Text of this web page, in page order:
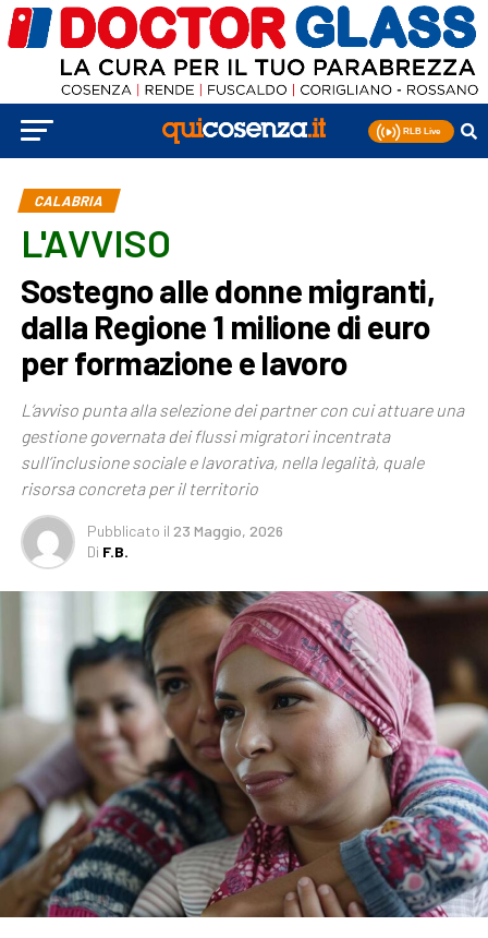
CALABRIA
L'AVVISO
Sostegno alle donne migranti,
dalla Regione 1 milione di euro
per formazione e lavoro
L’avviso punta alla selezione dei partner con cui attuare una
gestione governata dei flussi migratori incentrata
sull’inclusione sociale e lavorativa, nella legalità, quale
risorsa concreta per il territorio
Pubblicato il 23 Maggio, 2026
Di F.B.